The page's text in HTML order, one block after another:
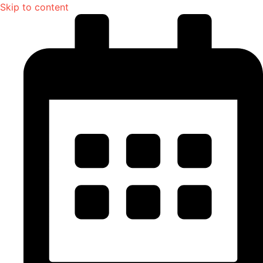
Skip to content